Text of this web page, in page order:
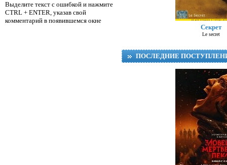
Секрет
Le secret
ПОСЛЕДНИЕ
Выделите текст с ошибкой и нажмите
CTRL + ENTER, указав свой
комментарий в появившемся окне